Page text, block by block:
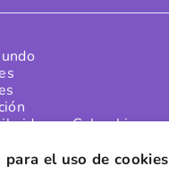
para el uso de cookies
en Colombia